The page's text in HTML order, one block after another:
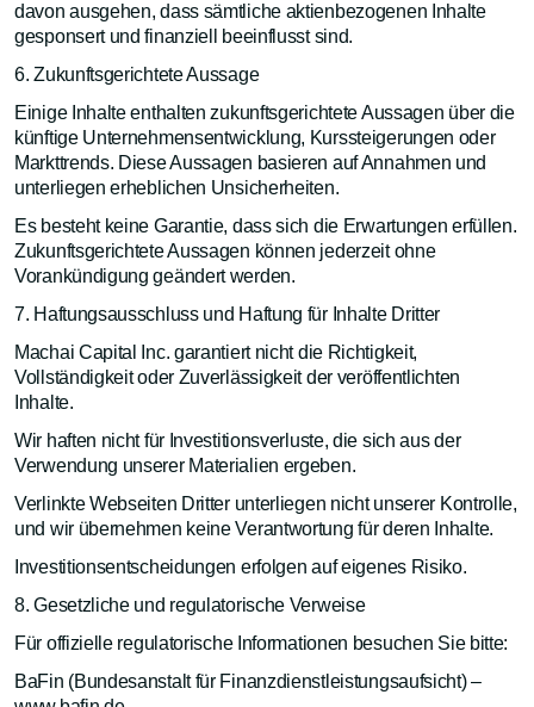
davon ausgehen, dass sämtliche aktienbezogenen Inhalte
gesponsert und finanziell beeinflusst sind.
6. Zukunftsgerichtete Aussage
Einige Inhalte enthalten zukunftsgerichtete Aussagen über die
künftige Unternehmensentwicklung, Kurssteigerungen oder
Markttrends. Diese Aussagen basieren auf Annahmen und
unterliegen erheblichen Unsicherheiten.
Es besteht keine Garantie, dass sich die Erwartungen erfüllen.
Zukunftsgerichtete Aussagen können jederzeit ohne
Vorankündigung geändert werden.
7. Haftungsausschluss und Haftung für Inhalte Dritter
Machai Capital Inc. garantiert nicht die Richtigkeit,
Vollständigkeit oder Zuverlässigkeit der veröffentlichten
Inhalte.
Wir haften nicht für Investitionsverluste, die sich aus der
Verwendung unserer Materialien ergeben.
Verlinkte Webseiten Dritter unterliegen nicht unserer Kontrolle,
und wir übernehmen keine Verantwortung für deren Inhalte.
Investitionsentscheidungen erfolgen auf eigenes Risiko.
8. Gesetzliche und regulatorische Verweise
Für offizielle regulatorische Informationen besuchen Sie bitte:
BaFin (Bundesanstalt für Finanzdienstleistungsaufsicht) –